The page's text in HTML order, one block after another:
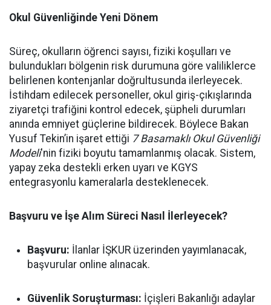
Okul Güvenliğinde Yeni Dönem
Süreç, okulların öğrenci sayısı, fiziki koşulları ve
bulundukları bölgenin risk durumuna göre valiliklerce
belirlenen kontenjanlar doğrultusunda ilerleyecek.
İstihdam edilecek personeller, okul giriş-çıkışlarında
ziyaretçi trafiğini kontrol edecek, şüpheli durumları
anında emniyet güçlerine bildirecek. Böylece Bakan
Yusuf Tekin’in işaret ettiği 7 Basamaklı Okul Güvenliği
Modeli'nin fiziki boyutu tamamlanmış olacak. Sistem,
yapay zeka destekli erken uyarı ve KGYS
entegrasyonlu kameralarla desteklenecek.
Başvuru ve İşe Alım Süreci Nasıl İlerleyecek?
Başvuru: İlanlar İŞKUR üzerinden yayımlanacak,
başvurular online alınacak.
Güvenlik Soruşturması: İçişleri Bakanlığı adaylar